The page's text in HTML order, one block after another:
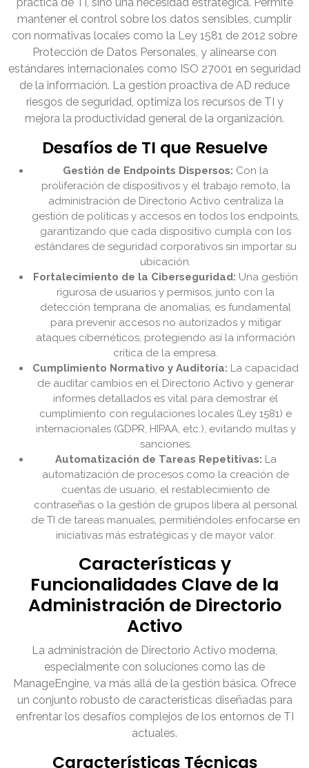
mantener el control sobre los datos sensibles, cumplir
con normativas locales como la Ley 1581 de 2012 sobre
Protección de Datos Personales, y alinearse con
estándares internacionales como ISO 27001 en seguridad
de la información. La gestión proactiva de AD reduce
riesgos de seguridad, optimiza los recursos de TI y
mejora la productividad general de la organización.
Desafíos de TI que Resuelve
Gestión de Endpoints Dispersos: Con la
proliferación de dispositivos y el trabajo remoto, la
administración de Directorio Activo centraliza la
gestión de políticas y accesos en todos los endpoints,
garantizando que cada dispositivo cumpla con los
estándares de seguridad corporativos sin importar su
ubicación.
Fortalecimiento de la Ciberseguridad: Una gestión
rigurosa de usuarios y permisos, junto con la
detección temprana de anomalías, es fundamental
para prevenir accesos no autorizados y mitigar
ataques cibernéticos, protegiendo así la información
crítica de la empresa.
Cumplimiento Normativo y Auditoría: La capacidad
de auditar cambios en el Directorio Activo y generar
informes detallados es vital para demostrar el
cumplimiento con regulaciones locales (Ley 1581) e
internacionales (GDPR, HIPAA, etc.), evitando multas y
sanciones.
Automatización de Tareas Repetitivas: La
automatización de procesos como la creación de
cuentas de usuario, el restablecimiento de
contraseñas o la gestión de grupos libera al personal
de TI de tareas manuales, permitiéndoles enfocarse en
iniciativas más estratégicas y de mayor valor.
Características y
Funcionalidades Clave de la
Administración de Directorio
Activo
La administración de Directorio Activo moderna,
especialmente con soluciones como las de
ManageEngine, va más allá de la gestión básica. Ofrece
un conjunto robusto de características diseñadas para
enfrentar los desafíos complejos de los entornos de TI
actuales.
Características Técnicas